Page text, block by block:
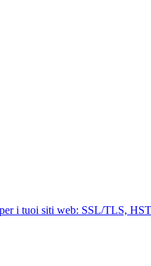
i tuoi siti web: SSL/TLS,